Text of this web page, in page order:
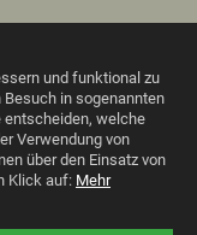
und funktional zu
in sogenannten
entscheiden, welche
Verwendung von
über den Einsatz von
Klick auf: Mehr